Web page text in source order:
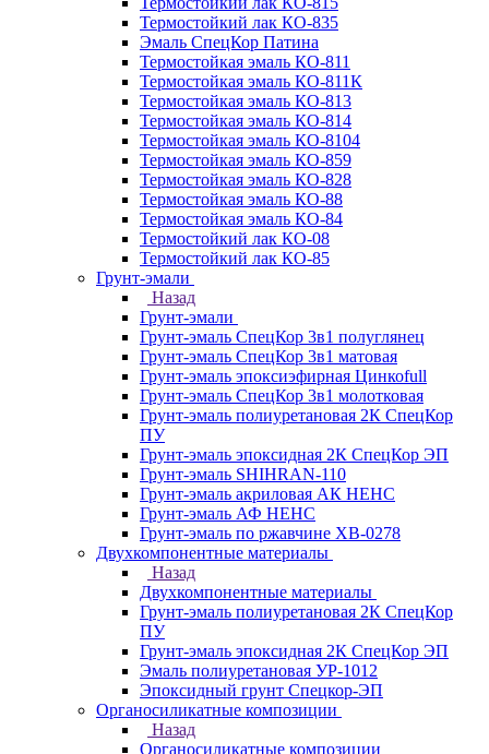
Термостойкий лак КО-835
Эмаль СпецКор Патина
Термостойкая эмаль КО-811
Термостойкая эмаль КО-811К
Термостойкая эмаль КО-813
Термостойкая эмаль КО-814
Термостойкая эмаль КО-8104
Термостойкая эмаль КО-859
Термостойкая эмаль КО-828
Термостойкая эмаль КО-88
Термостойкая эмаль КО-84
Термостойкий лак КО-08
Термостойкий лак КО-85
Грунт-эмали
Назад
Грунт-эмали
Грунт-эмаль СпецКор 3в1 полуглянец
Грунт-эмаль СпецКор 3в1 матовая
Грунт-эмаль эпоксиэфирная Цинкоfull
Грунт-эмаль СпецКор 3в1 молотковая
Грунт-эмаль полиуретановая 2К СпецКор
ПУ
Грунт-эмаль эпоксидная 2К СпецКор ЭП
Грунт-эмаль SHIHRAN-110
Грунт-эмаль акриловая АК НЕНС
Грунт-эмаль АФ НЕНС
Грунт-эмаль по ржавчине ХВ-0278
Двухкомпонентные материалы
Назад
Двухкомпонентные материалы
Грунт-эмаль полиуретановая 2К СпецКор
ПУ
Грунт-эмаль эпоксидная 2К СпецКор ЭП
Эмаль полиуретановая УР-1012
Эпоксидный грунт Спецкор-ЭП
Органосиликатные композиции
Назад
Органосиликатные композиции